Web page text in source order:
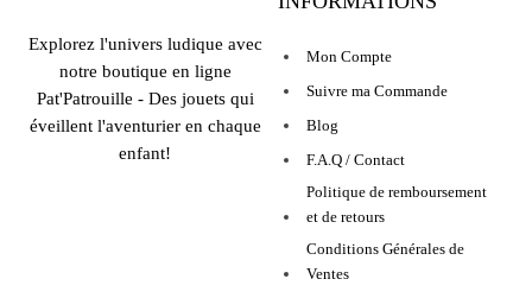
Explorez l'univers ludique avec
notre boutique en ligne
Pat'Patrouille - Des jouets qui
éveillent l'aventurier en chaque
enfant!
Mon Compte
Suivre ma Commande
Blog
F.A.Q / Contact
Politique de remboursement
et de retours
Conditions Générales de
Ventes